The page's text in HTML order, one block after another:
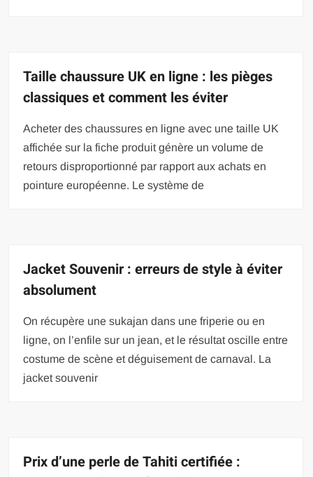
Taille chaussure UK en ligne : les pièges
classiques et comment les éviter
Acheter des chaussures en ligne avec une taille UK
affichée sur la fiche produit génère un volume de
retours disproportionné par rapport aux achats en
pointure européenne. Le système de
Jacket Souvenir : erreurs de style à éviter
absolument
On récupère une sukajan dans une friperie ou en
ligne, on l’enfile sur un jean, et le résultat oscille entre
costume de scène et déguisement de carnaval. La
jacket souvenir
Prix d’une perle de Tahiti certifiée :